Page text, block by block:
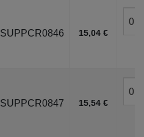
SUPPCR0846 15,04 €
SUPPCR0847 15,54 €